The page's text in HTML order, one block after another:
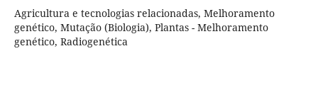
Agricultura e tecnologias relacionadas, Melhoramento
genético, Mutação (Biologia), Plantas - Melhoramento
genético, Radiogenética